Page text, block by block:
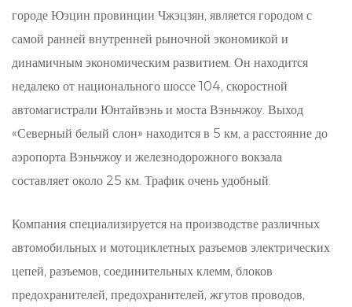
профессионалов в различных отраслях.
Особенности:
Крепкая конструкция: наши ручные плоскогубцы
могут похвастаться крепкой конструкцией,
даже в тяжелых условиях работы.
изготовленные для того, чтобы выдерживать
суровые условия, наши ручные плоскогубцы
обладают сильными водонепроницаемыми и
городе Юэцин провинции Чжэцзян, является городом с
самой ранней внутренней рыночной экономикой и
динамичным экономическим развитием. Он находится
недалеко от национального шоссе 104, скоростной
автомагистрали Юнтайвэнь и моста Вэньчжоу. Выход
«Северный белый слон» находится в 5 км, а расстояние до
аэропорта Вэньчжоу и железнодорожного вокзала
составляет около 25 км. Трафик очень удобный.
Компания специализируется на производстве различных
автомобильных и мотоциклетных разъемов электрических
цепей, разъемов, соединительных клемм, блоков
предохранителей, предохранителей, жгутов проводов,